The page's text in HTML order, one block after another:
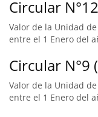
Circular
Valor de la Unidad
entre el 1 Enero del
Circular N°9
Valor de la Unidad
entre el 1 Enero del